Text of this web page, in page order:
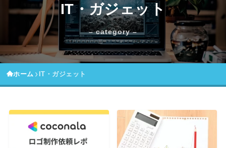
IT・ガジェット
– category –
ホーム IT・ガジェット